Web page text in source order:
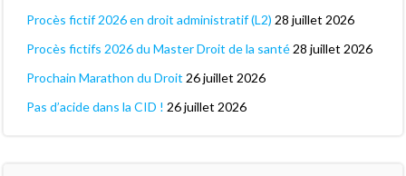
Procès fictif 2026 en droit administratif (L2) 28 juillet 2026
Procès fictifs 2026 du Master Droit de la santé28 juillet 2026
Prochain Marathon du Droit 26 juillet 2026
Pas d’acide dans la CID ! 26 juillet 2026